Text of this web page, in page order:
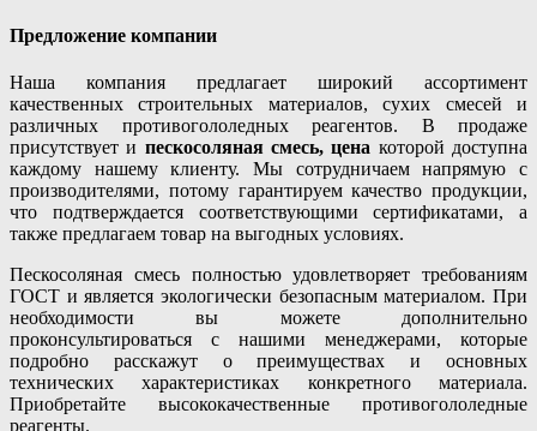
Предложение компании
Наша компания предлагает широкий ассортимент
качественных строительных материалов, сухих смесей и
различных противогололедных реагентов. В продаже
присутствует и пескосоляная смесь, цена которой доступна
каждому нашему клиенту. Мы сотрудничаем напрямую с
производителями, потому гарантируем качество продукции,
что подтверждается соответствующими сертификатами, а
также предлагаем товар на выгодных условиях.
Пескосоляная смесь полностью удовлетворяет требованиям
ГОСТ и является экологически безопасным материалом. При
необходимости вы можете дополнительно
проконсультироваться с нашими менеджерами, которые
подробно расскажут о преимуществах и основных
технических характеристиках конкретного материала.
Приобретайте высококачественные противогололедные
реагенты.